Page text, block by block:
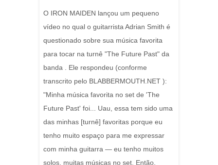
O IRON MAIDEN lançou um pequeno
vídeo no qual o guitarrista Adrian Smith é
questionado sobre sua música favorita
para tocar na turnê "The Future Past" da
banda . Ele respondeu (conforme
transcrito pelo BLABBERMOUTH.NET ):
"Minha música favorita no set de 'The
Future Past' foi... Uau, essa tem sido uma
das minhas [turnê] favoritas porque eu
tenho muito espaço para me expressar
com minha guitarra — eu tenho muitos
solos, muitas músicas no set. Então,